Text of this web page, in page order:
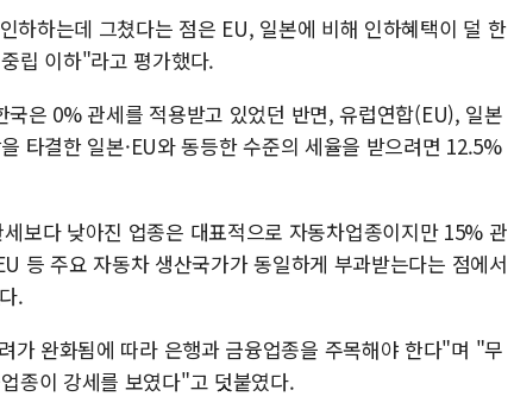
하하는데 그쳤다는 점은 EU, 일본에 비해 인하혜택이 덜 한
립 이하"라고 평가했다.
은 0% 관세를 적용받고 있었던 반면, 유럽연합(EU), 일본
타결한 일본·EU와 동등한 수준의 세율을 받으려면 12.5%
보다 낮아진 업종은 대표적으로 자동차업종이지만 15% 관
등 주요 자동차 생산국가가 동일하게 부과받는다는 점에서
.
가 완화됨에 따라 은행과 금융업종을 주목해야 한다"며 "무
종이 강세를 보였다"고 덧붙였다.